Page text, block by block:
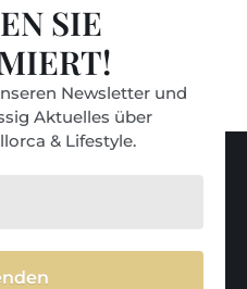
SIE
Newsletter und
Aktuelles über
& Lifestyle.